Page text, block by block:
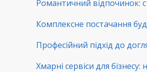
Романтичний відпочинок:
Комплексне постачання
Професійний підхід до
Хмарні сервіси для